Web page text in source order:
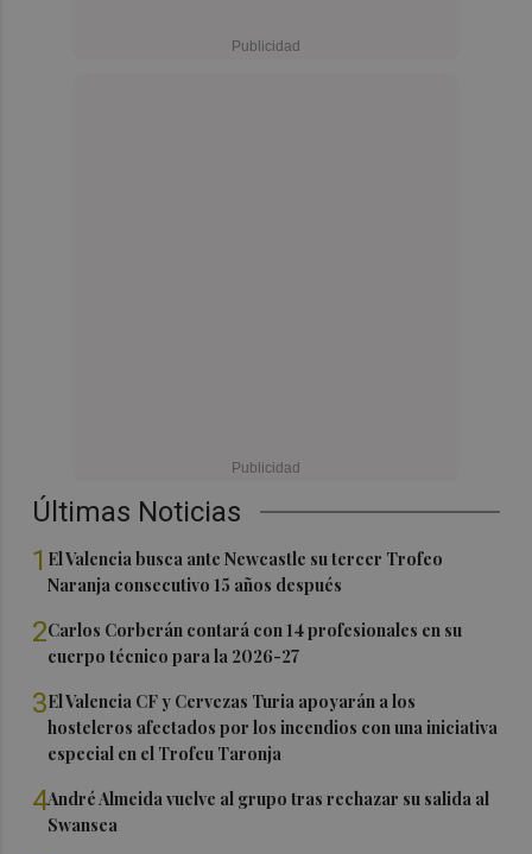
Últimas Noticias
1 El Valencia busca ante Newcastle su tercer Trofeo
Naranja consecutivo 15 años después
2Carlos Corberán contará con 14 profesionales en su
cuerpo técnico para la 2026-27
3El Valencia CF y Cervezas Turia apoyarán a los
hosteleros afectados por los incendios con una iniciativa
especial en el Trofeu Taronja
4André Almeida vuelve al grupo tras rechazar su salida al
Swansea